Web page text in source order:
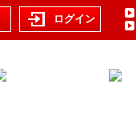
ログイン